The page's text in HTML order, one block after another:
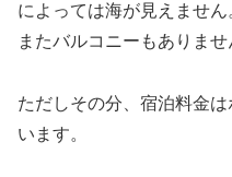
によっては海が見えません
またバルコニーもありませ
ただしその分、宿泊料金
います。